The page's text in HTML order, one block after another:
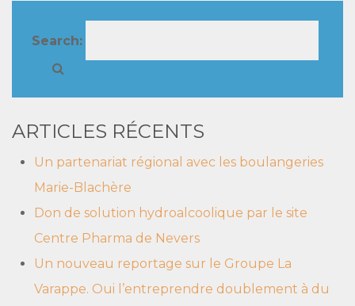
Search:
ARTICLES RÉCENTS
Un partenariat régional avec les boulangeries
Marie-Blachère
Don de solution hydroalcoolique par le site
Centre Pharma de Nevers
Un nouveau reportage sur le Groupe La
Varappe. Oui l’entreprendre doublement à du